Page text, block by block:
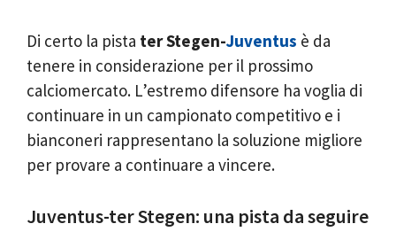
Di certo la pista ter Stegen-Juventus è da
tenere in considerazione per il prossimo
calciomercato. L’estremo difensore ha voglia di
continuare in un campionato competitivo e i
bianconeri rappresentano la soluzione migliore
per provare a continuare a vincere.
Juventus-ter Stegen: una pista da seguire